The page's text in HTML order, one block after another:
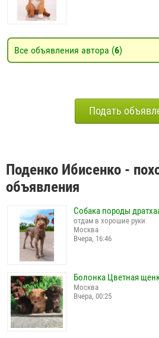
Все объявления автора (6)
Подать
Поденко Ибисенко -
объявления
Собака породы
отдам в хорошие руки
Москва
Вчера, 16:46
Болонка Цветная
Москва
Вчера, 00:25